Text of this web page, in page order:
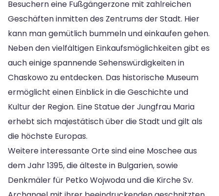
Besuchern eine Fußgängerzone mit zahlreichen
Geschäften inmitten des Zentrums der Stadt. Hier
kann man gemütlich bummeln und einkaufen gehen.
Neben den vielfältigen Einkaufsmöglichkeiten gibt es
auch einige spannende Sehenswürdigkeiten in
Chaskowo zu entdecken. Das historische Museum
ermöglicht einen Einblick in die Geschichte und
Kultur der Region. Eine Statue der Jungfrau Maria
erhebt sich majestätisch über die Stadt und gilt als
die höchste Europas.
Weitere interessante Orte sind eine Moschee aus
dem Jahr 1395, die älteste in Bulgarien, sowie
Denkmäler für Petko Wojwoda und die Kirche Sv.